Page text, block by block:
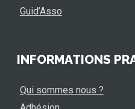
Guid’Asso
INFORMATIONS
Qui sommes nous ?